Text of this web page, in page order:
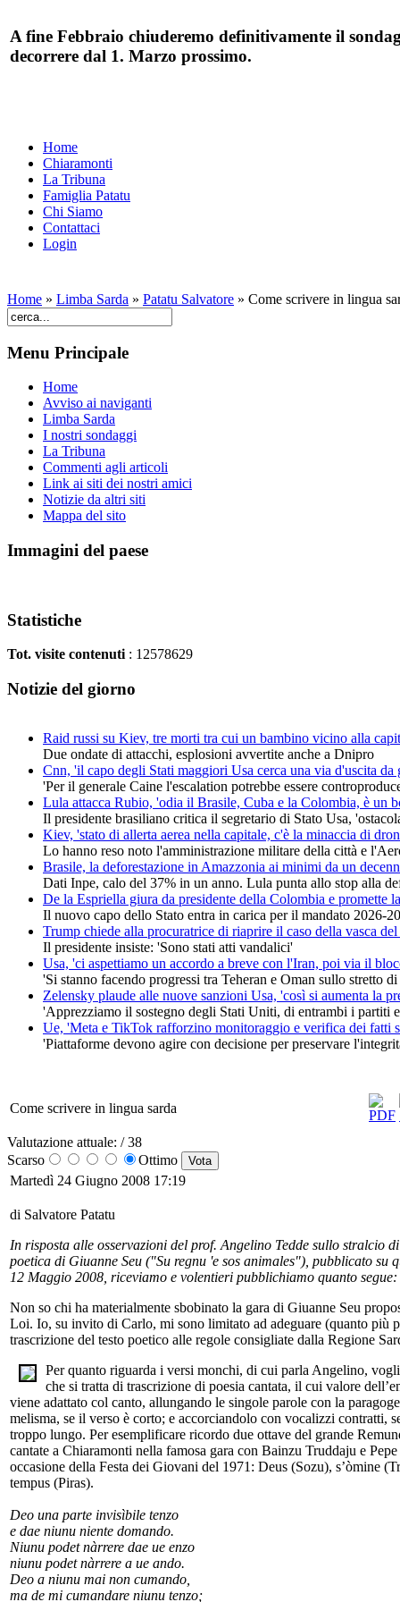
A fine Febbraio chiuderemo definitivamente il
decorrere dal 1. Marzo prossimo.
Home
Chiaramonti
La Tribuna
Famiglia Patatu
Chi Siamo
Contattaci
Login
Home » Limba Sarda » Patatu Salvatore » Come scrivere in lingua
Menu Principale
Home
Avviso ai naviganti
Limba Sarda
I nostri sondaggi
La Tribuna
Commenti agli articoli
Link ai siti dei nostri amici
Notizie da altri siti
Mappa del sito
Immagini del paese
Statistiche
Tot. visite contenuti : 12578629
Notizie del giorno
Raid russi su Kiev, tre morti tra cui un bambino vicino alla
Due ondate di attacchi, esplosioni avvertite anche a Dnipro
Cnn, 'il capo degli Stati maggiori Usa cerca una via d'uscita da
'Per il generale Caine l'escalation potrebbe essere
Lula attacca Rubio, 'odia il Brasile, Cuba e la Colombia, è un
Il presidente brasiliano critica il segretario di Stato Usa,
Kiev, 'stato di allerta aerea nella capitale, c'è la minaccia di
Lo hanno reso noto l'amministrazione militare della città e
Brasile, la deforestazione in Amazzonia ai minimi da un
Dati Inpe, calo del 37% in un anno. Lula punta allo stop alla
De la Espriella giura da presidente della Colombia e promette
Il nuovo capo dello Stato entra in carica per il mandato 2026-
Trump chiede alla procuratrice di riaprire il caso della vasca
Il presidente insiste: 'Sono stati atti vandalici'
Usa, 'ci aspettiamo un accordo a breve con l'Iran, poi via il
'Si stanno facendo progressi tra Teheran e Oman sullo stretto
Zelensky plaude alle nuove sanzioni Usa, 'così si aumenta la
'Apprezziamo il sostegno degli Stati Uniti, di entrambi i partiti
Ue, 'Meta e TikTok rafforzino monitoraggio e verifica dei fatti
'Piattaforme devono agire con decisione per preservare
Come scrivere in lingua sarda
Valutazione attuale: / 38
Scarso
Ottimo
Martedì 24 Giugno 2008 17:19
di Salvatore Patatu
In risposta alle osservazioni del prof. Angelino Tedde sullo stralcio
poetica di Giuanne Seu ("Su regnu 'e sos animales"), pubblicato su
12 Maggio 2008, riceviamo e volentieri pubblichiamo quanto segue:
Non so chi ha materialmente sbobinato la gara di Giuanne Seu
Loi. Io, su invito di Carlo, mi sono limitato ad adeguare (quanto più
trascrizione del testo poetico alle regole consigliate dalla Regione
Per quanto riguarda i versi monchi, di cui parla Angelino,
che si tratta di trascrizione di poesia cantata, il cui valore
viene adattato col canto, allungando le singole parole con la
melisma, se il verso è corto; e accorciandolo con vocalizzi contratti,
troppo lungo. Per esemplificare ricordo due ottave del grande
cantate a Chiaramonti nella famosa gara con Bainzu Truddaju e
occasione della Festa dei Giovani del 1971: Deus (Sozu), s’òmine
tempus (Piras).
Deo una parte invisìbile tenzo
e dae niunu niente domando.
Niunu podet nàrrere dae ue enzo
niunu podet nàrrere a ue ando.
Deo a niunu mai non cumando,
ma de mi cumandare niunu tenzo;